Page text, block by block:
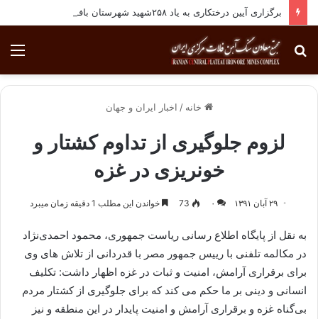
برگزاری آیین درختکاری به یاد ۲۵۸شهید شهرستان بافق
جستجو
برای
خانه / اخبار ایران و جهان
لزوم جلوگیری از تداوم کشتار و
خونریزی در غزه
۲۹ آبان ۱۳۹۱ ۰ 73 خواندن این مطلب 1 دقیقه زمان میبرد
به نقل از پایگاه اطلاع رسانی ریاست جمهوری، محمود احمدی‌نژاد
در مکالمه تلفنی با رییس جمهور مصر با قدردانی از تلاش های وی
برای برقراری آرامش، امنیت و ثبات در غزه اظهار داشت: تکلیف
انسانی و دینی بر ما حکم می کند که برای جلوگیری از کشتار مردم
بی‌گناه غزه و برقراری آرامش و امنیت پایدار در این منطقه و نیز